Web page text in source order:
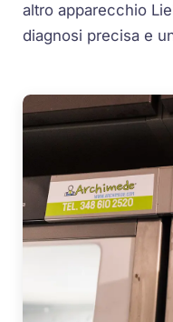
altro apparecchio
diagnosi precisa e